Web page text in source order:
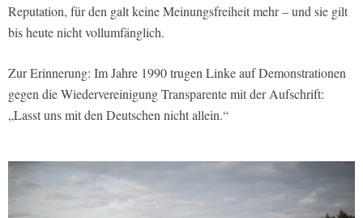
Reputation, für den galt keine Meinungsfreiheit mehr – und sie gilt
bis heute nicht vollumfänglich.
Zur Erinnerung: Im Jahre 1990 trugen Linke auf Demonstrationen
gegen die Wiedervereinigung Transparente mit der Aufschrift:
„Lasst uns mit den Deutschen nicht allein.“